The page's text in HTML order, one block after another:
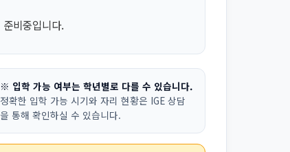
준비중입니다.
※ 입학 가능 여부는 학년별로 다를 수 있습니다.
정확한 입학 가능 시기와 자리 현황은 IGE 상담
을 통해 확인하실 수 있습니다.